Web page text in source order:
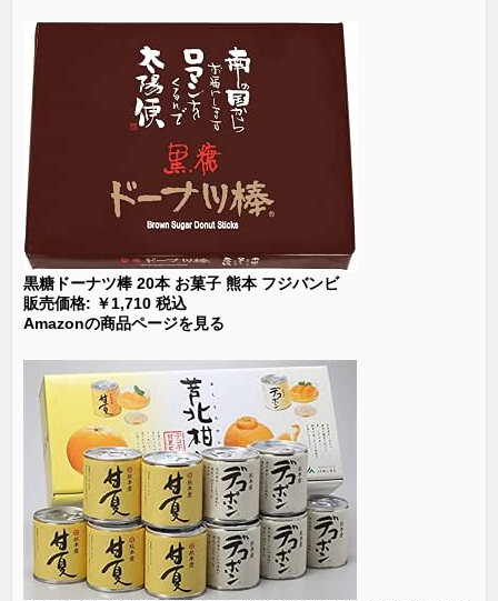
黒糖ドーナツ棒 20本 お菓子 熊本 フジバンビ
販売価格: ￥1,710 税込
Amazonの商品ページを見る